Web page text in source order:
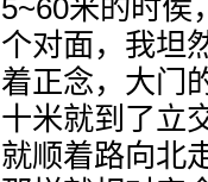
5~60米的时侯
个对面，我坦
着正念，大门
十米就到了立
就顺着路向北